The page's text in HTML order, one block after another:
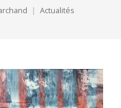
Actualités